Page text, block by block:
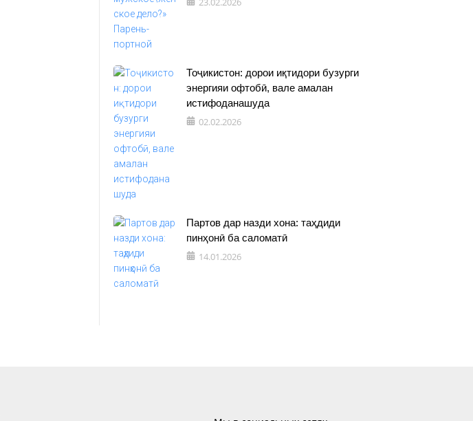
Тоҷикистон: дорои иқтидори бузурги
энергияи офтобӣ, вале амалан
истифоданашуда
02.02.2026
Партов дар назди хона: таҳдиди
пинҳонӣ ба саломатӣ
14.01.2026